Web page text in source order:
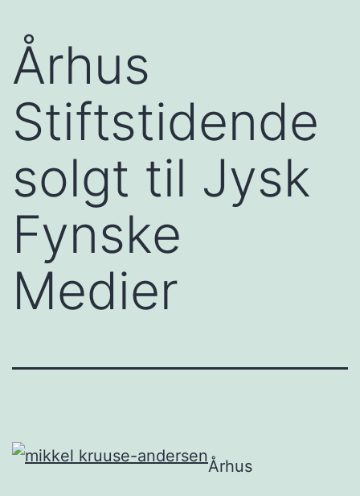
Århus
Stiftstidende
solgt til Jysk
Fynske
Medier
Århus